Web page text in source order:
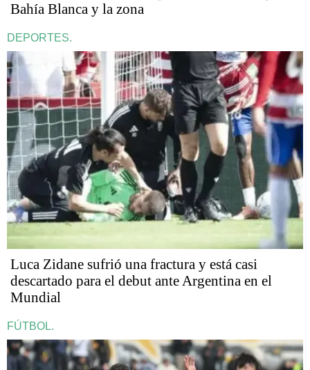
Bahía Blanca y la zona
DEPORTES.
Luca Zidane sufrió una fractura y está casi
descartado para el debut ante Argentina en el
Mundial
FÚTBOL.